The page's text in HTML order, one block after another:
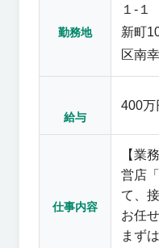
できます。 【
市博
提供
らし
ラン
その
く、
客に
大切
勤務地
１-１
新町
区南
給与
400万
仕事内容
【業
営店
て、
お任せしま
まず